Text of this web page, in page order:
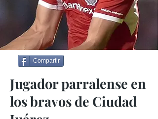
Compartir
Jugador parralense en
los bravos de Ciudad